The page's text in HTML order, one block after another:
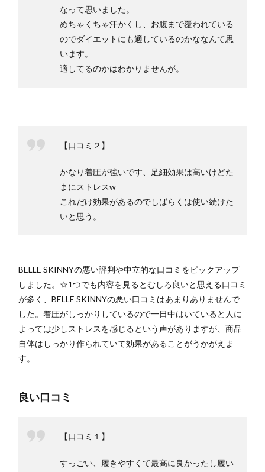
なって思いました。
めちゃくちゃ汗かくし、お腹まで覆われている
のでダイエットにも適しているのかななんて思
います。
適してるのかはわかりませんが。
【口コミ２】
かなり着圧が強いです、足細効果は高いけどた
まにストレスw
これだけ効果があるのでしばらくは使い続けた
いと思う。
BELLE SKINNYの悪い評判や中立的な口コミをピックアップ
しました。☆1つでも内容を見るとむしろ良いと思える口コミ
が多く、BELLE SKINNYの悪い口コミはあまりありませんで
した。着圧がしっかりしているので一日中はいていると人に
よっては少しストレスを感じるという声がありますが、商品
自体はしっかり作られていて効果があることがうかがえま
す。
良い口コミ
【口コミ１】
すっごい、履きやすくて最高に良かったし履い